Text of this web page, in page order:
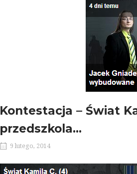
Kontestacja – Świat
przedszkola…
9 lutego, 2014